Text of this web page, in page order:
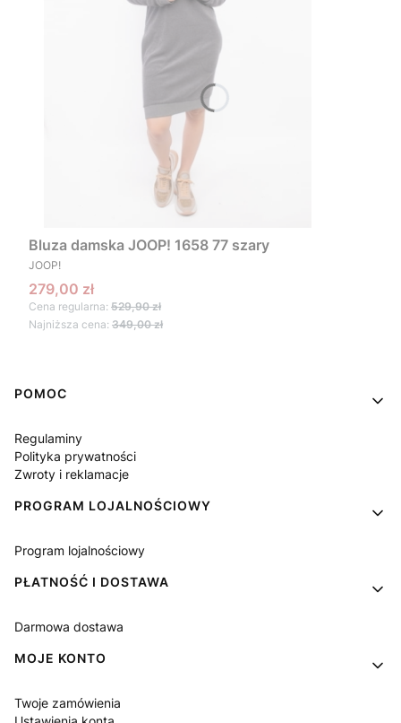
Bluza damska JOOP! 1658 77 szary
PRODUCENT
JOOP!
Cena promocyjna
279,00 zł
Cena regularna: 529,90 zł
Najniższa cena: 349,00 zł
Linki w stopce
POMOC
Regulaminy
Polityka prywatności
Zwroty i reklamacje
PROGRAM LOJALNOŚCIOWY
Program lojalnościowy
PŁATNOŚĆ I DOSTAWA
Darmowa dostawa
MOJE KONTO
Twoje zamówienia